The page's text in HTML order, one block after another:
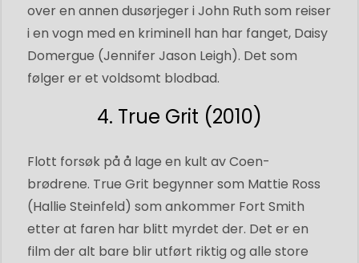
over en annen dusørjeger i John Ruth som reiser
i en vogn med en kriminell han har fanget, Daisy
Domergue (Jennifer Jason Leigh). Det som
følger er et voldsomt blodbad.
4. True Grit (2010)
Flott forsøk på å lage en kult av Coen-
brødrene. True Grit begynner som Mattie Ross
(Hallie Steinfeld) som ankommer Fort Smith
etter at faren har blitt myrdet der. Det er en
film der alt bare blir utført riktig og alle store